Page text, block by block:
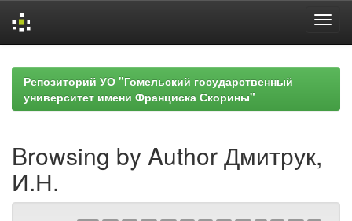
navigationРепозиторий УО "Гомельский государственный
университет имени Франциска Скорины"
Browsing by Author Дмитрук,
И.Н.